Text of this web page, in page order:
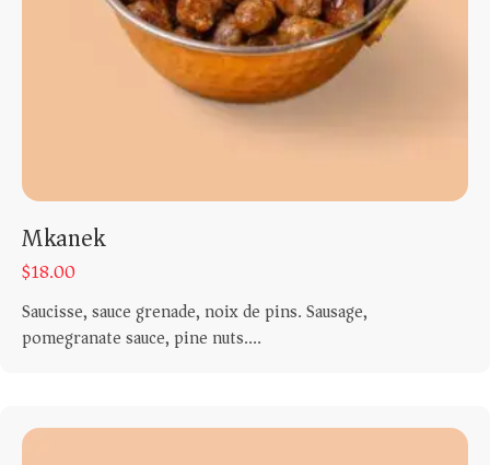
Mkanek
$18.00
Saucisse, sauce grenade, noix de pins. Sausage,
pomegranate sauce, pine nuts....